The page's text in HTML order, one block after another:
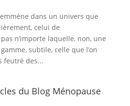
dans un univers que
celui de
n’importe laquelle, non, une
subtile, celle que l’on
feutré des...
du Blog Ménopause